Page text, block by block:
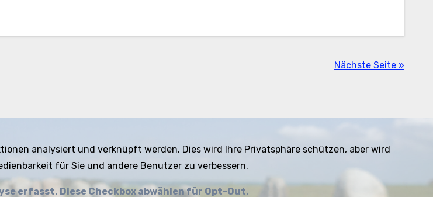
Nächste Seite »
analysiert und verknüpft werden. Dies wird Ihre Privatsphäre schützen, aber wird
für Sie und andere Benutzer zu verbessern.
erfasst. Diese Checkbox abwählen für Opt-Out.